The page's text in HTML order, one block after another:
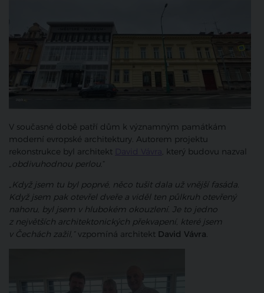
V současné době patří dům k významným památkám
moderní evropské architektury. Autorem projektu
rekonstrukce byl architekt David Vávra , který budovu nazval
„obdivuhodnou perlou.“
„Když jsem tu byl poprvé, něco tušit dala už vnější fasáda.
Když jsem pak otevřel dveře a viděl ten půlkruh otevřený
nahoru, byl jsem v hlubokém okouzlení. Je to jedno
z největších architektonických překvapení, které jsem
v Čechách zažil,“ vzpomíná architekt David Vávra.